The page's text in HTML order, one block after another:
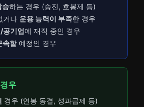
승하는 경우 (승진, 호봉제 등)
거나 운용 능력이 부족한 경우
공기업에 재직 중인 경우
속할 예정인 경우
우
경우 (연봉 동결, 성과급제 등)